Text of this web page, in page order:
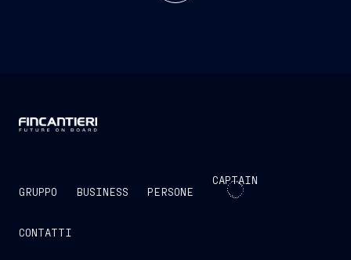
GRUPPO BUSINESS PERSONE
CAPTAIN
CONTATTI